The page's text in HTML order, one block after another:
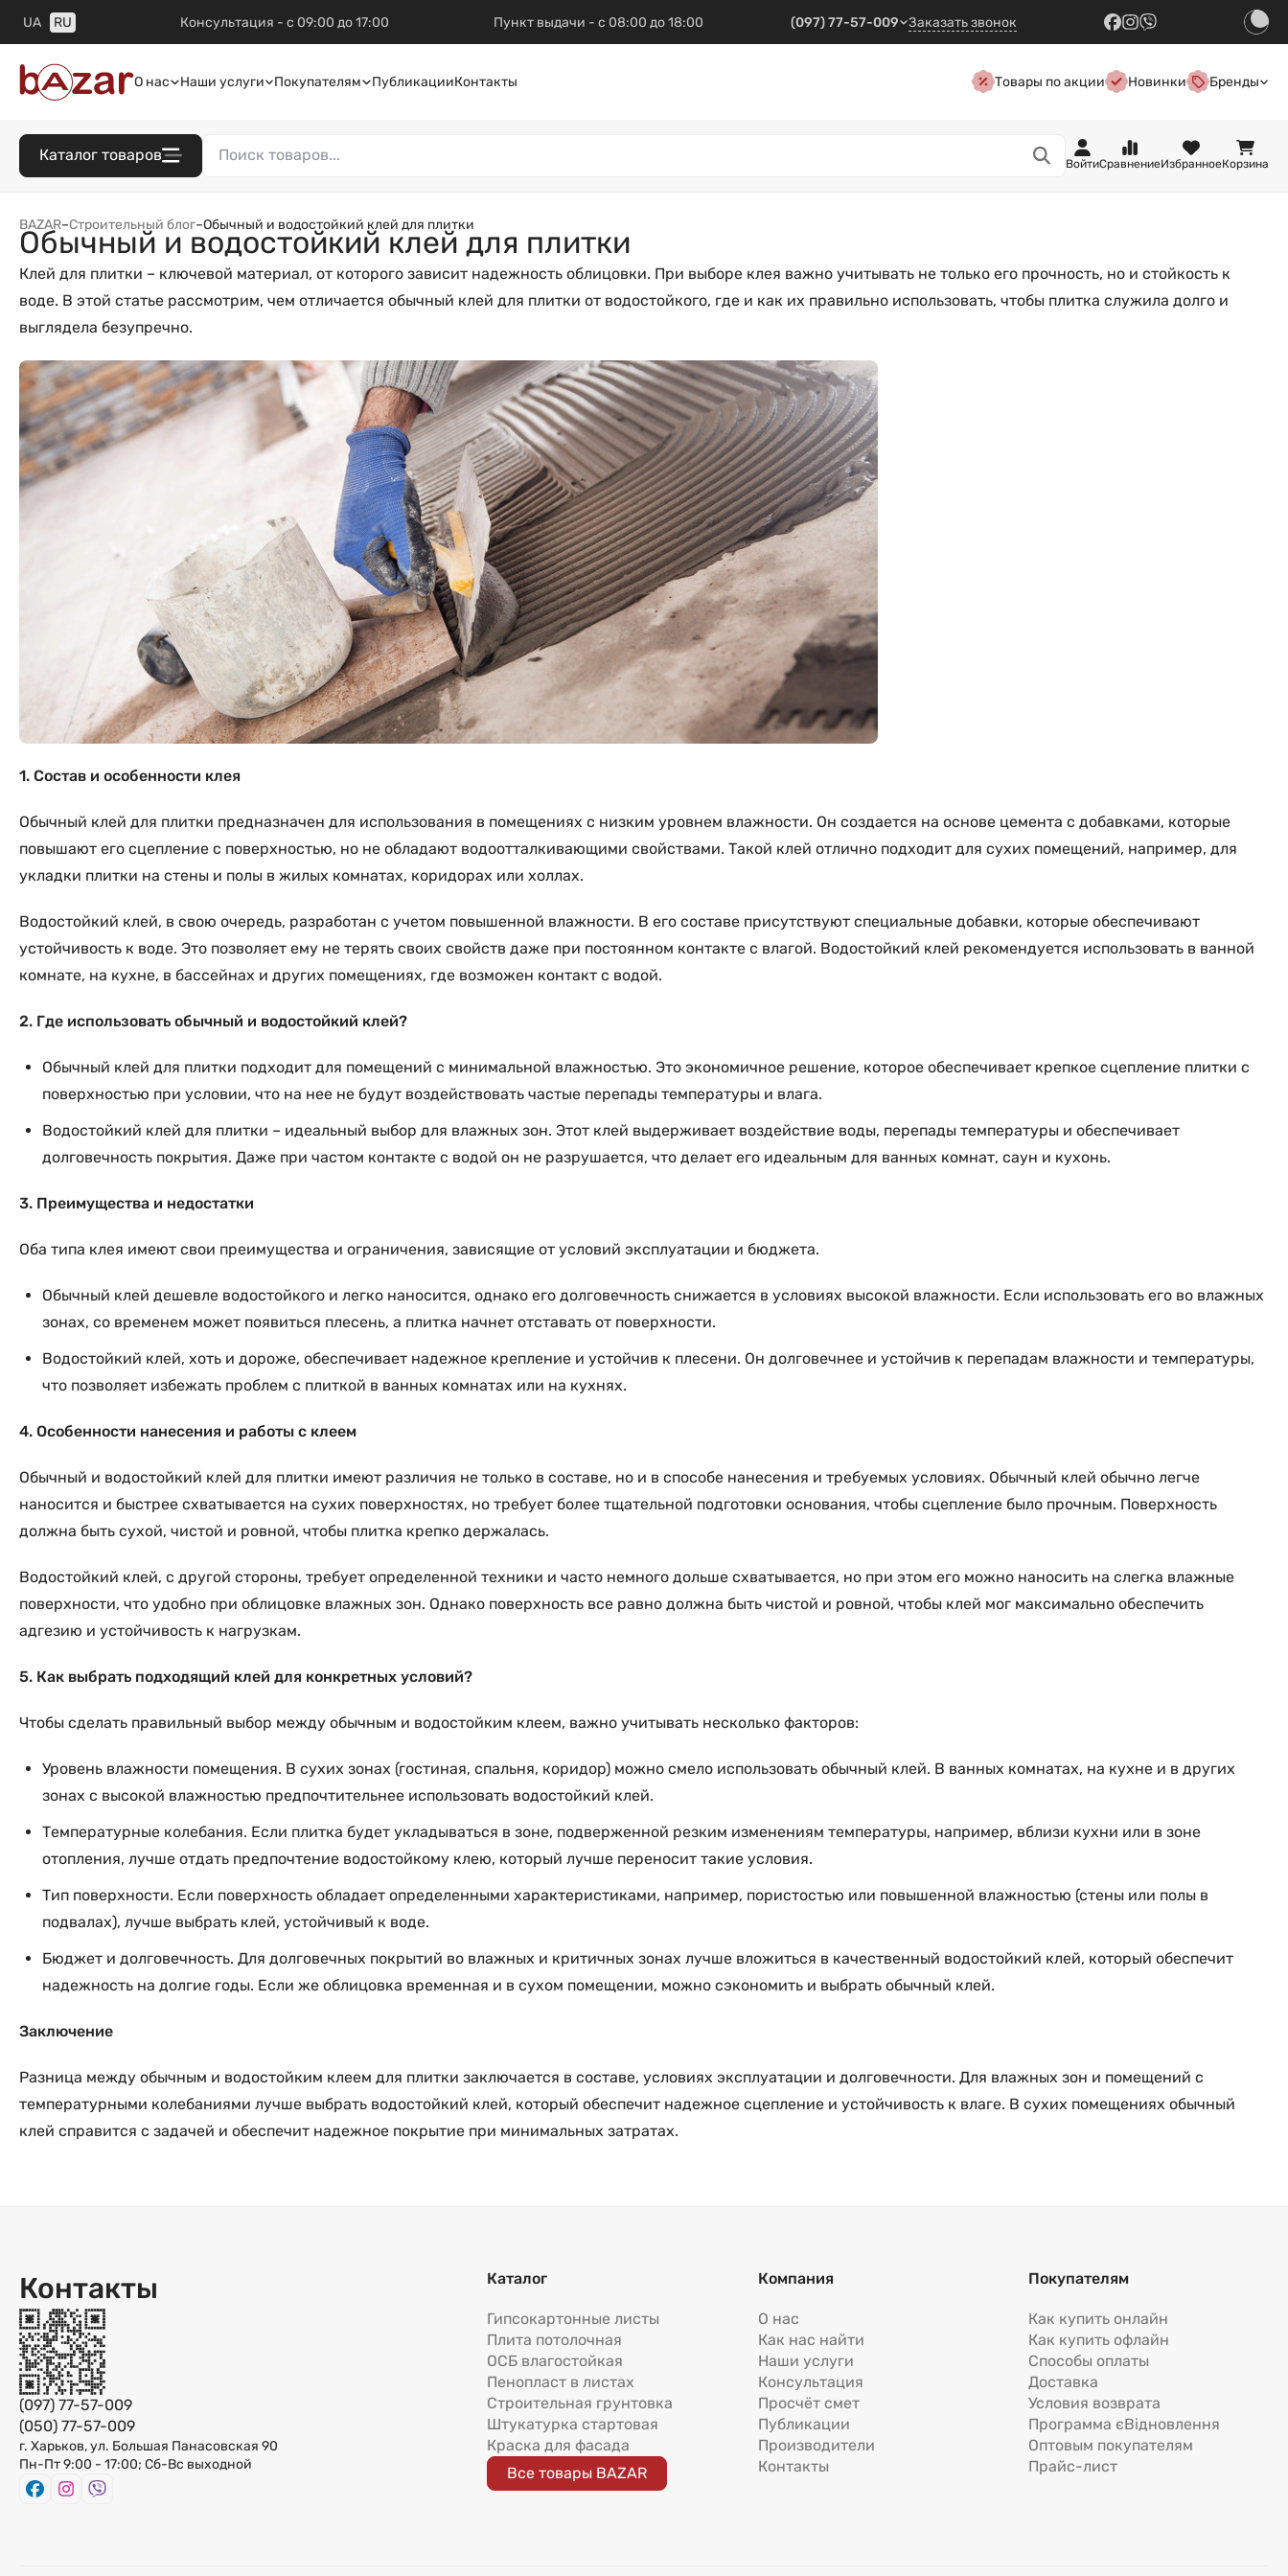
UA RU Консультация - с 09:00 до 17:00 Пункт выдачи - с 08:00 до 18:00 (097) 77-57-009 Заказать звонок
О нас Наши услуги Покупателям ПубликацииКонтакты Товары по акции Новинки Бренды
Каталог товаров
ВойтиСравнениеИзбранноеКорзина
BAZAR–Строительный блог–Обычный и водостойкий клей для плитки
Обычный и водостойкий клей для плитки
Клей для плитки – ключевой материал, от которого зависит надежность облицовки. При выборе клея важно учитывать не только его прочность, но и стойкость к
воде. В этой статье рассмотрим, чем отличается обычный клей для плитки от водостойкого, где и как их правильно использовать, чтобы плитка служила долго и
выглядела безупречно.
1. Состав и особенности клея
Обычный клей для плитки предназначен для использования в помещениях с низким уровнем влажности. Он создается на основе цемента с добавками, которые
повышают его сцепление с поверхностью, но не обладают водоотталкивающими свойствами. Такой клей отлично подходит для сухих помещений, например, для
укладки плитки на стены и полы в жилых комнатах, коридорах или холлах.
Водостойкий клей, в свою очередь, разработан с учетом повышенной влажности. В его составе присутствуют специальные добавки, которые обеспечивают
устойчивость к воде. Это позволяет ему не терять своих свойств даже при постоянном контакте с влагой. Водостойкий клей рекомендуется использовать в ванной
комнате, на кухне, в бассейнах и других помещениях, где возможен контакт с водой.
2. Где использовать обычный и водостойкий клей?
Обычный клей для плитки подходит для помещений с минимальной влажностью. Это экономичное решение, которое обеспечивает крепкое сцепление плитки с
поверхностью при условии, что на нее не будут воздействовать частые перепады температуры и влага.
Водостойкий клей для плитки – идеальный выбор для влажных зон. Этот клей выдерживает воздействие воды, перепады температуры и обеспечивает
долговечность покрытия. Даже при частом контакте с водой он не разрушается, что делает его идеальным для ванных комнат, саун и кухонь.
3. Преимущества и недостатки
Оба типа клея имеют свои преимущества и ограничения, зависящие от условий эксплуатации и бюджета.
Обычный клей дешевле водостойкого и легко наносится, однако его долговечность снижается в условиях высокой влажности. Если использовать его во влажных
зонах, со временем может появиться плесень, а плитка начнет отставать от поверхности.
Водостойкий клей, хоть и дороже, обеспечивает надежное крепление и устойчив к плесени. Он долговечнее и устойчив к перепадам влажности и температуры,
что позволяет избежать проблем с плиткой в ванных комнатах или на кухнях.
4. Особенности нанесения и работы с клеем
Обычный и водостойкий клей для плитки имеют различия не только в составе, но и в способе нанесения и требуемых условиях. Обычный клей обычно легче
наносится и быстрее схватывается на сухих поверхностях, но требует более тщательной подготовки основания, чтобы сцепление было прочным. Поверхность
должна быть сухой, чистой и ровной, чтобы плитка крепко держалась.
Водостойкий клей, с другой стороны, требует определенной техники и часто немного дольше схватывается, но при этом его можно наносить на слегка влажные
поверхности, что удобно при облицовке влажных зон. Однако поверхность все равно должна быть чистой и ровной, чтобы клей мог максимально обеспечить
адгезию и устойчивость к нагрузкам.
5. Как выбрать подходящий клей для конкретных условий?
Чтобы сделать правильный выбор между обычным и водостойким клеем, важно учитывать несколько факторов:
Уровень влажности помещения. В сухих зонах (гостиная, спальня, коридор) можно смело использовать обычный клей. В ванных комнатах, на кухне и в других
зонах с высокой влажностью предпочтительнее использовать водостойкий клей.
Температурные колебания. Если плитка будет укладываться в зоне, подверженной резким изменениям температуры, например, вблизи кухни или в зоне
отопления, лучше отдать предпочтение водостойкому клею, который лучше переносит такие условия.
Тип поверхности. Если поверхность обладает определенными характеристиками, например, пористостью или повышенной влажностью (стены или полы в
подвалах), лучше выбрать клей, устойчивый к воде.
Бюджет и долговечность. Для долговечных покрытий во влажных и критичных зонах лучше вложиться в качественный водостойкий клей, который обеспечит
надежность на долгие годы. Если же облицовка временная и в сухом помещении, можно сэкономить и выбрать обычный клей.
Заключение
Разница между обычным и водостойким клеем для плитки заключается в составе, условиях эксплуатации и долговечности. Для влажных зон и помещений с
температурными колебаниями лучше выбрать водостойкий клей, который обеспечит надежное сцепление и устойчивость к влаге. В сухих помещениях обычный
клей справится с задачей и обеспечит надежное покрытие при минимальных затратах.
Контакты
(097) 77-57-009
(050) 77-57-009
г. Харьков, ул. Большая Панасовская 90
Пн-Пт 9:00 - 17:00; Сб-Вс выходной
Каталог
Гипсокартонные листы
Плита потолочная
ОСБ влагостойкая
Пенопласт в листах
Строительная грунтовка
Штукатурка стартовая
Краска для фасада
Все товары BAZAR
Компания
О нас
Как нас найти
Наши услуги
Консультация
Просчёт смет
Публикации
Производители
Контакты
Покупателям
Как купить онлайн
Как купить офлайн
Способы оплаты
Доставка
Условия возврата
Программа єВідновлення
Оптовым покупателям
Прайс-лист